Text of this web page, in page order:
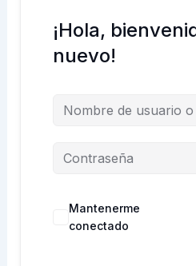
¡Hola,
nuevo!
Mantenerme
conectado